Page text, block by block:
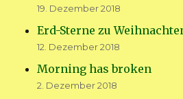
19. Dezember 2018
Erd-Sterne zu
12. Dezember 2018
Morning has broken
2. Dezember 2018